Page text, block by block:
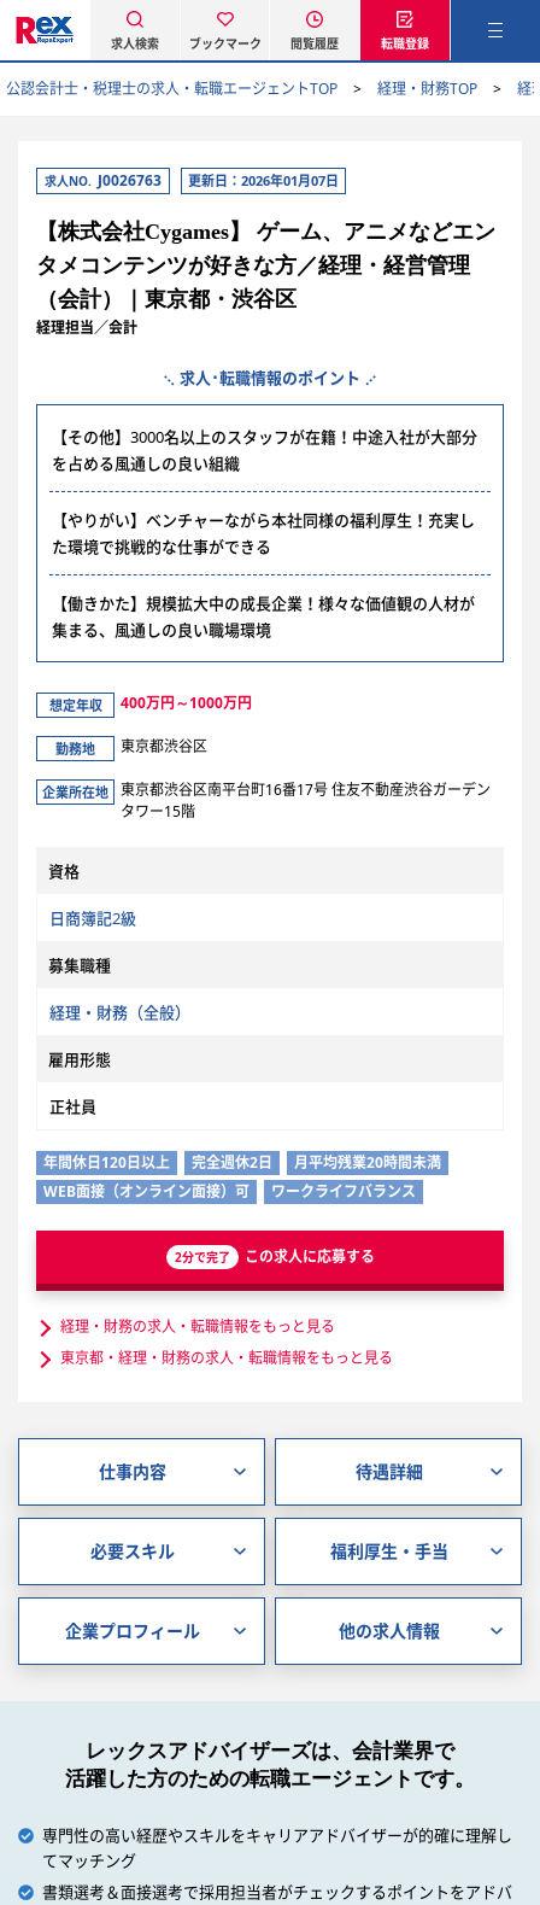
求人検索 ブックマーク 閲覧履歴 転職登録
公認会計士・税理士の求人・転職エージェントTOP 経理・財務TOP 経
求人NO. J0026763 更新日：2026年01月07日
【株式会社Cygames】 ゲーム、アニメなどエン
タメコンテンツが好きな方／経理・経営管理
（会計）｜東京都・渋谷区
経理担当／会計
求人･転職情報のポイント
【その他】3000名以上のスタッフが在籍！中途入社が大部分
を占める風通しの良い組織
【やりがい】ベンチャーながら本社同様の福利厚生！充実し
た環境で挑戦的な仕事ができる
【働きかた】規模拡大中の成長企業！様々な価値観の人材が
集まる、風通しの良い職場環境
想定年収 400万円～1000万円
勤務地 東京都渋谷区
企業所在地
東京都渋谷区南平台町16番17号 住友不動産渋谷ガーデン
タワー15階
資格
日商簿記2級
募集職種
経理・財務（全般）
雇用形態
正社員
年間休日120日以上 完全週休2日
月平均残業20時間未満
WEB面接（オンライン面接）可
ワークライフバランス
2分で完了 この求人に応募する
経理・財務の求人・転職情報をもっと見る
東京都・経理・財務の求人・転職情報をもっと見る
仕事内容 待遇詳細
必要スキル 福利厚生・手当
企業プロフィール 他の求人情報
レックスアドバイザーズは、会計業界で
活躍した方のための転職エージェントです。
専門性の高い経歴やスキルをキャリアアドバイザーが的確に理解し
てマッチング
書類選考＆面接選考で採用担当者がチェックするポイントをアドバ